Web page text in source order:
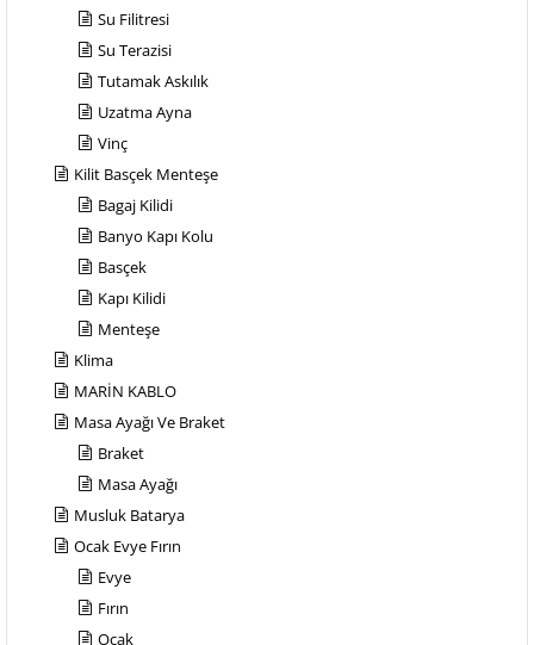
Su Filitresi
Su Terazisi
Tutamak Askılık
Uzatma Ayna
Vinç
Kilit Basçek Menteşe
Bagaj Kilidi
Banyo Kapı Kolu
Basçek
Kapı Kilidi
Menteşe
Klima
MARİN KABLO
Masa Ayağı Ve Braket
Braket
Masa Ayağı
Musluk Batarya
Ocak Evye Fırın
Evye
Fırın
Ocak